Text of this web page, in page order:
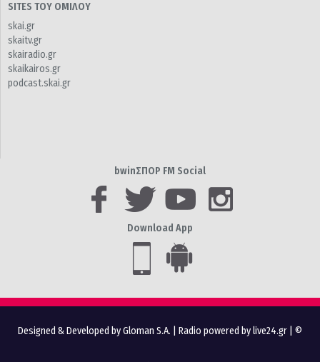
SITES ΤΟΥ ΟΜΙΛΟΥ
skai.gr
skaitv.gr
skairadio.gr
skaikairos.gr
podcast.skai.gr
bwinΣΠΟΡ FM Social
Download App
Designed & Developed by Gloman S.A. Radio powered by live24.gr | ©